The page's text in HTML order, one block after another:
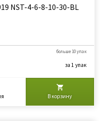
NST-4-6-8-10-30-BL
больше 10 упак
за 1 упак
В корзину